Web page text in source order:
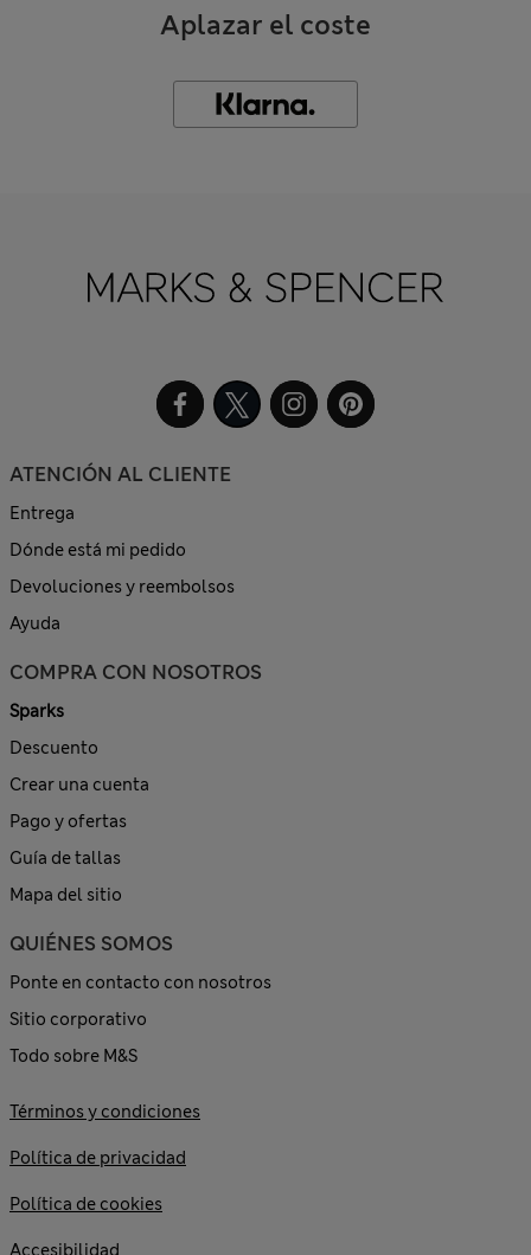
Aplazar el coste
ATENCIÓN AL CLIENTE
Entrega
Dónde está mi pedido
Devoluciones y reembolsos
Ayuda
COMPRA CON NOSOTROS
Sparks
Descuento
Crear una cuenta
Pago y ofertas
Guía de tallas
Mapa del sitio
QUIÉNES SOMOS
Ponte en contacto con nosotros
Sitio corporativo
Todo sobre M&S
Términos y condiciones
Política de privacidad
Política de cookies
Accesibilidad